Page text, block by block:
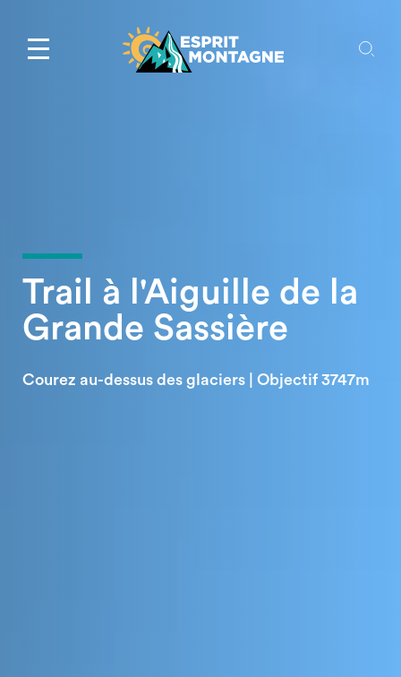
Trail à l'Aiguille de la
Grande Sassière
Courez au-dessus des glaciers | Objectif 3747m